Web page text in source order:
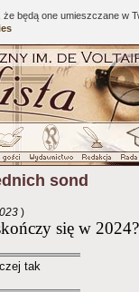
będą one umieszczane w
sond
)
się w 2024?
tak